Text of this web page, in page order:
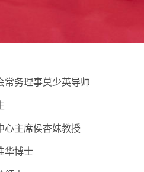
常务理事莫少英导师
心主席侯杏妹教授
华博士